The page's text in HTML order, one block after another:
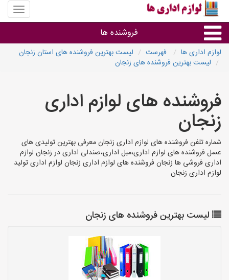
منوی
سایت
اداری
فروشنده ها
گروه ها
استان ها
لوازم اداری ها فهرست
لیست بهترین فروشنده های استان زنجان
لیست بهترین فروشنده های زنجان
فروشنده های لوازم اداری
زنجان
شماره تلفن فروشنده های لوازم اداری زنجان معرفی بهترین تولیدی های
عسل فروشنده های لوازم اداری،مبل اداری،صندلی اداری در زنجان لوازم
اداری فروشی ها زنجان فروشنده های لوازم اداری زنجان لوازم اداری تولید
لوازم اداری زنجان
لیست بهترین فروشنده های زنجان